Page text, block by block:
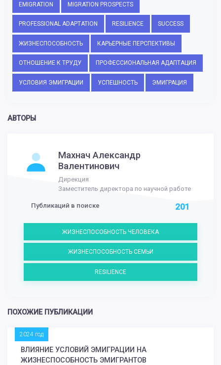
EMIGRATION MIGRATION PROSPECTS
PROFESSIONAL ADAPTATION RESILIENCE SUCCESS
ЖИЗНЕСПОСОБНОСТЬ КАРЬЕРНЫЕ ПЕРСПЕКТИВЫ
ОТНОШЕНИЕ К ТРУДУ ПРОФЕССИОНАЛЬНАЯ АДАПТАЦИЯ
УСЛОВИЯ ЭМИГРАЦИИ УСПЕШНОСТЬ ЭМИГРАЦИЯ
АВТОРЫ
Махнач Александр
Валентинович
Дирекция
Заместитель директора по научной работе
Публикаций в поиске 201
ЖИЗНЕСПОСОБНОСТЬ ЧЕЛОВЕКА
ЖИЗНЕСПОСОБНОСТЬ СЕМЬИ
RESILIENCE
ПОХОЖИЕ ПУБЛИКАЦИИ
2024 год
ВЛИЯНИЕ УСЛОВИЙ ЭМИГРАЦИИ НА
ЖИЗНЕСПОСОБНОСТЬ ЭМИГРАНТОВ